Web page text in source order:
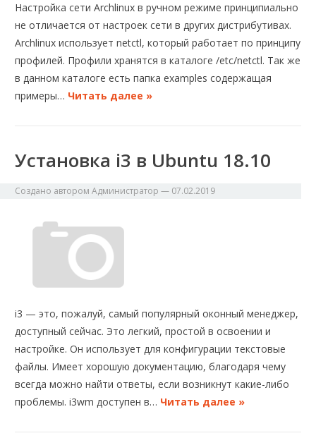
Настройка сети Archlinux в ручном режиме принципиально
не отличается от настроек сети в других дистрибутивах.
Archlinux использует netctl, который работает по принципу
профилей. Профили хранятся в каталоге /etc/netctl. Так же
в данном каталоге есть папка examples содержащая
примеры… Читать далее »
Установка i3 в Ubuntu 18.10
Создано авторомАдминистратор — 07.02.2019
i3 — это, пожалуй, самый популярный оконный менеджер,
доступный сейчас. Это легкий, простой в освоении и
настройке. Он использует для конфигурации текстовые
файлы. Имеет хорошую документацию, благодаря чему
всегда можно найти ответы, если возникнут какие-либо
проблемы. i3wm доступен в… Читать далее »